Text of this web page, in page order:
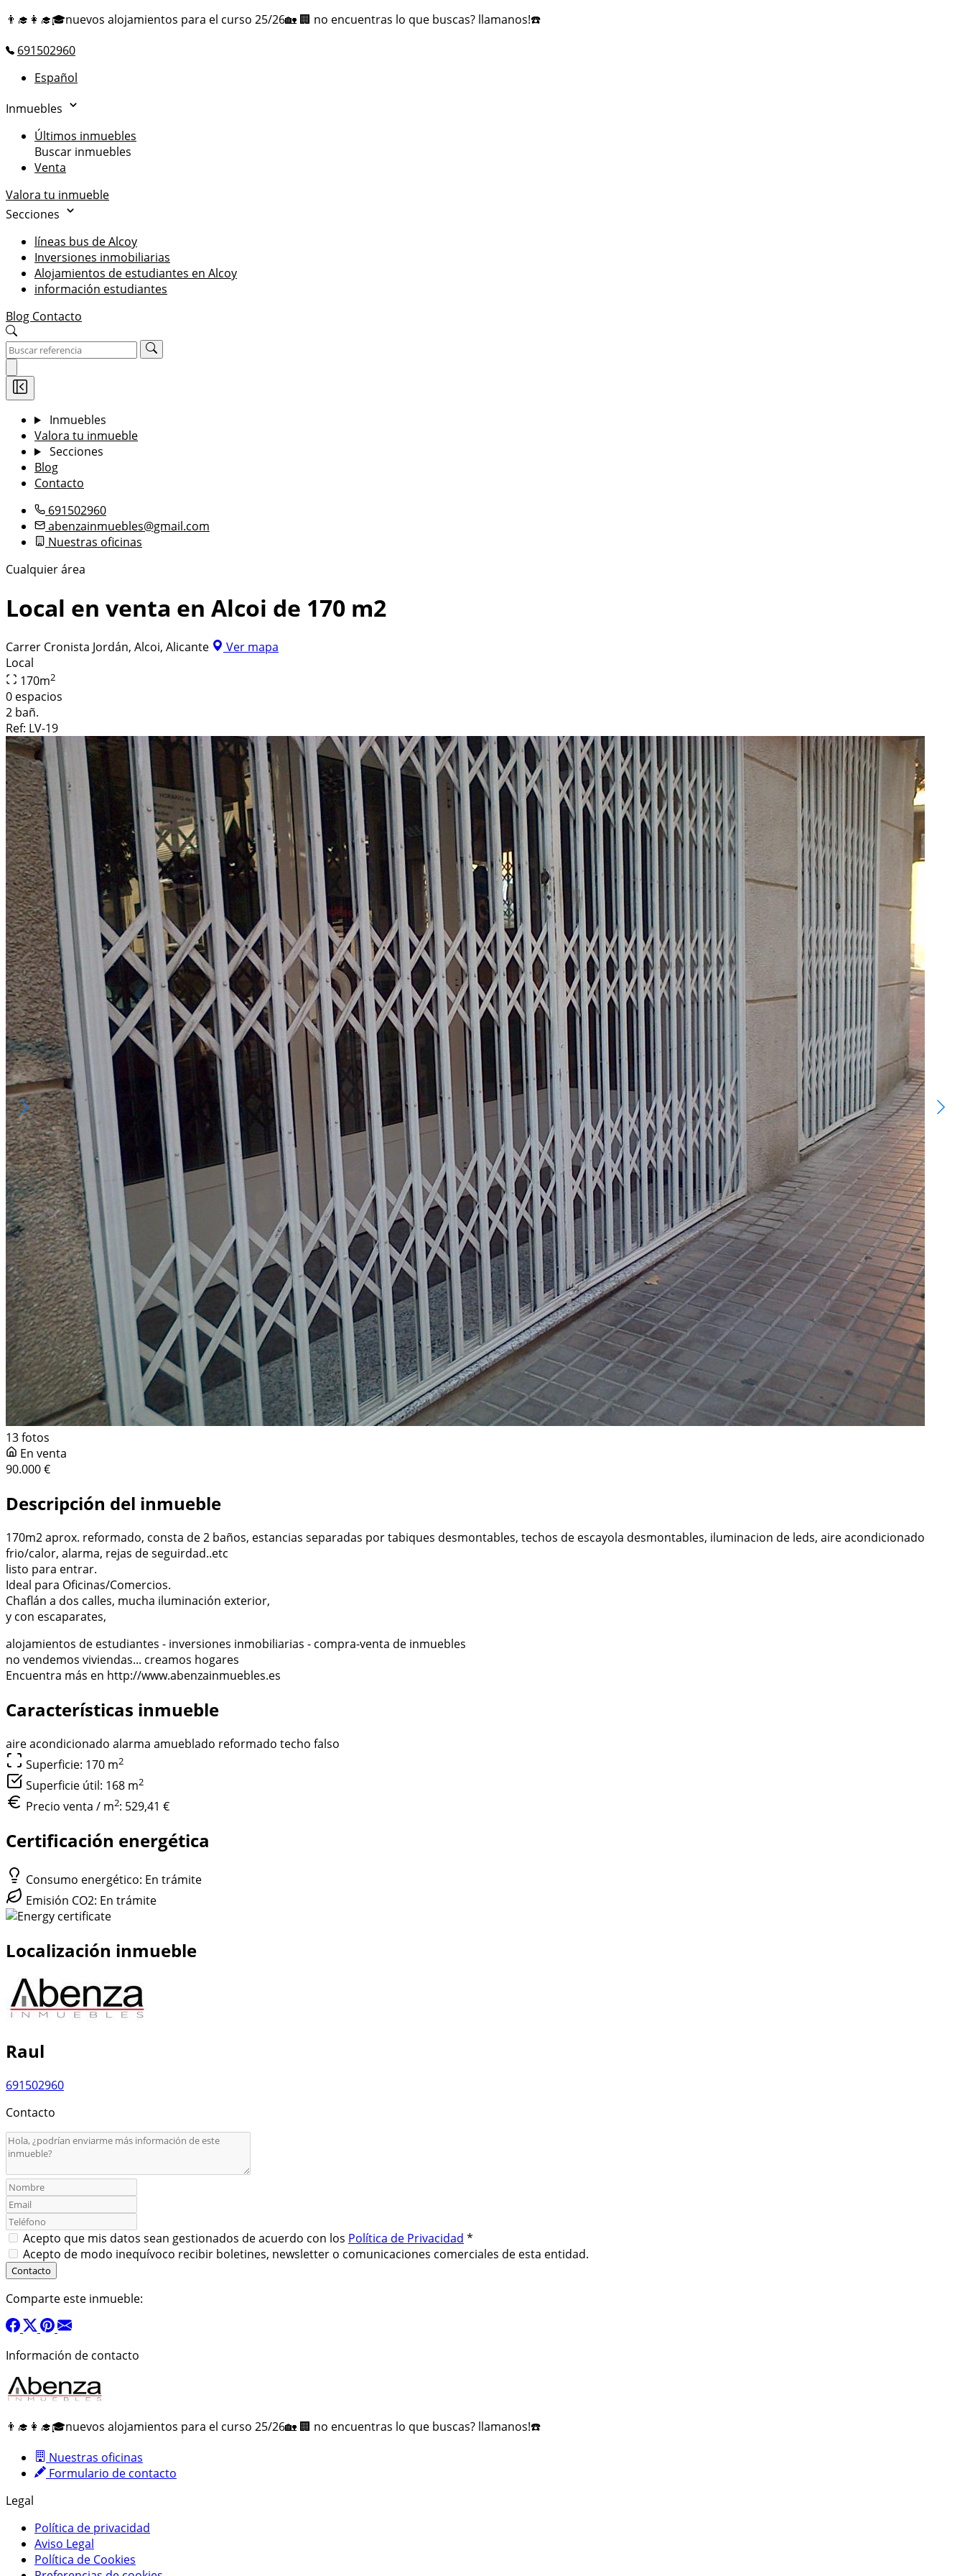
👨‍🎓👩‍🎓🎓nuevos alojamientos para el curso 25/26🏡 🏢 no encuentras lo que buscas? llamanos!☎️
691502960
Español
Inmuebles
Últimos inmuebles
Buscar inmuebles
Venta
Valora tu inmueble
Secciones
líneas bus de Alcoy
Inversiones inmobiliarias
Alojamientos de estudiantes en Alcoy
información estudiantes
Blog Contacto
Inmuebles
Valora tu inmueble
Secciones
Blog
Contacto
691502960
abenzainmuebles@gmail.com
Nuestras oficinas
Cualquier área
Local en venta en Alcoi de 170 m2
Carrer Cronista Jordán, Alcoi, Alicante
Ver mapa
Local
170m2
0 espacios
2 bañ.
Ref: LV-19
13 fotos
En venta
90.000 €
Descripción del inmueble
170m2 aprox. reformado, consta de 2 baños, estancias separadas por tabiques desmontables, techos de escayola desmontables, iluminacion de leds, aire acondicionado
frio/calor, alarma, rejas de seguirdad..etc
listo para entrar.
Ideal para Oficinas/Comercios.
Chaflán a dos calles, mucha iluminación exterior,
y con escaparates,
alojamientos de estudiantes - inversiones inmobiliarias - compra-venta de inmuebles
no vendemos viviendas... creamos hogares
Encuentra más en http://www.abenzainmuebles.es
Características inmueble
aire acondicionado alarma amueblado reformado techo falso
Superficie: 170 m2
Superficie útil: 168 m2
Precio venta / m2: 529,41 €
Certificación energética
Consumo energético: En trámite
Emisión CO2: En trámite
Localización inmueble
Raul
691502960
Contacto
Acepto que mis datos sean gestionados de acuerdo con los Política de Privacidad *
Acepto de modo inequívoco recibir boletines, newsletter o comunicaciones comerciales de esta entidad.
Comparte este inmueble:
Información de contacto
👨‍🎓👩‍🎓🎓nuevos alojamientos para el curso 25/26🏡 🏢 no encuentras lo que buscas? llamanos!☎️
Nuestras oficinas
Formulario de contacto
Legal
Política de privacidad
Aviso Legal
Política de Cookies